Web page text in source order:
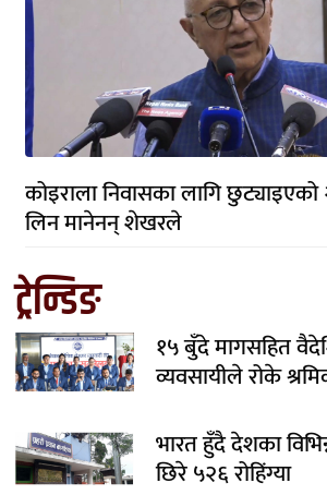
कोइराला निवासका लागि
लिन मानेनन् शेखरले
ट्रेन्डिङ
१५ बुँदे मागसहित
व्यवसायीले रोके
भारत हुँदै देशका
छिरे ५२६ रोहिंग्या